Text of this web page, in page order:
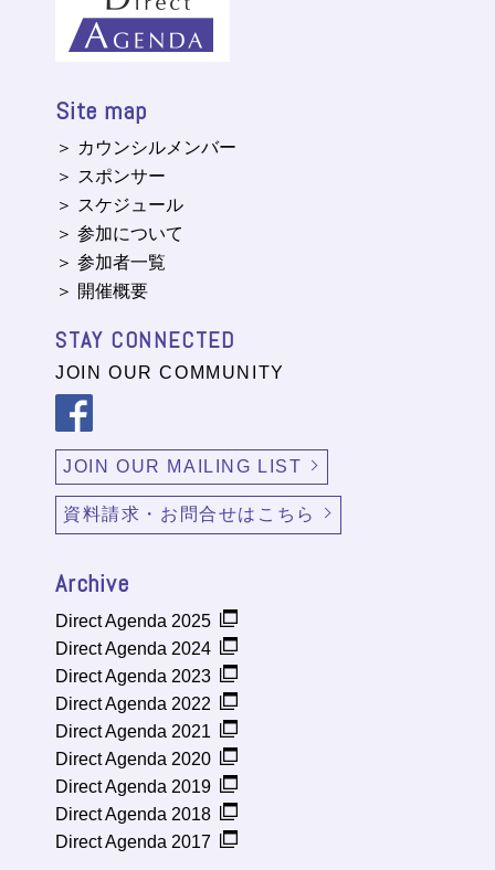
Site map
＞ カウンシルメンバー
＞ スポンサー
＞ スケジュール
＞ 参加について
＞ 参加者一覧
＞ 開催概要
STAY CONNECTED
JOIN OUR COMMUNITY
JOIN OUR MAILING LIST
資料請求・お問合せはこちら
Archive
Direct Agenda 2025
Direct Agenda 2024
Direct Agenda 2023
Direct Agenda 2022
Direct Agenda 2021
Direct Agenda 2020
Direct Agenda 2019
Direct Agenda 2018
Direct Agenda 2017